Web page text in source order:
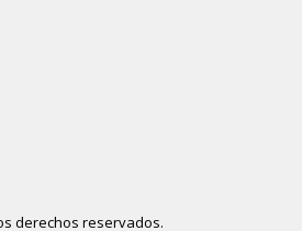
derechos reservados.